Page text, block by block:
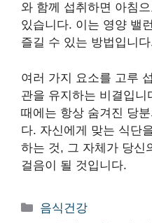
와 함께 섭취하면 아침
있습니다. 이는 영양 밸
즐길 수 있는 방법입니
여러 가지 요소를 고루
관을 유지하는 비결입
때에는 항상 숨겨진 당
다. 자신에게 맞는 식단
하는 것, 그 자체가 당신
걸음이 될 것입니다.
카
음식건강